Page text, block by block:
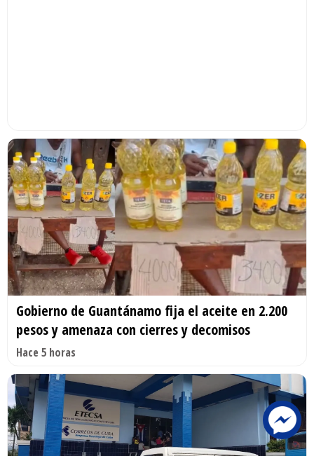
Gobierno de Guantánamo fija el aceite en 2.200
pesos y amenaza con cierres y decomisos
Hace 5 horas